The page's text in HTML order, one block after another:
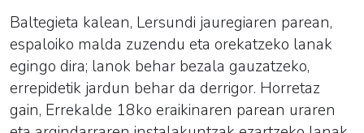
Baltegieta kalean, Lersundi jauregiaren parean,
espaloiko malda zuzendu eta orekatzeko lanak
egingo dira; lanok behar bezala gauzatzeko,
errepidetik jardun behar da derrigor. Horretaz
gain, Errekalde 18ko eraikinaren parean uraren